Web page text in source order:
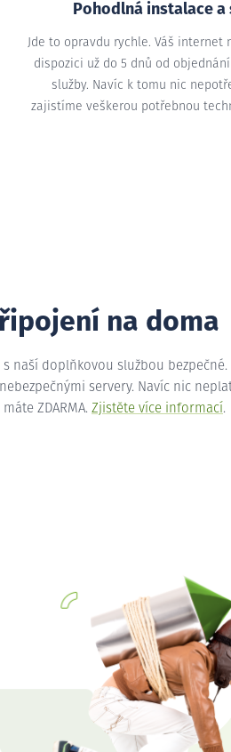
Pohodlná instalace a
Jde to opravdu rychle. Váš internet
dispozici už do 5 dnů od
služby. Navíc k tomu nic
zajistíme veškerou potřebnou
na doma
naší doplňkovou službou bezpečné.
servery. Navíc nic
ZDARMA. Zjistěte více informací.